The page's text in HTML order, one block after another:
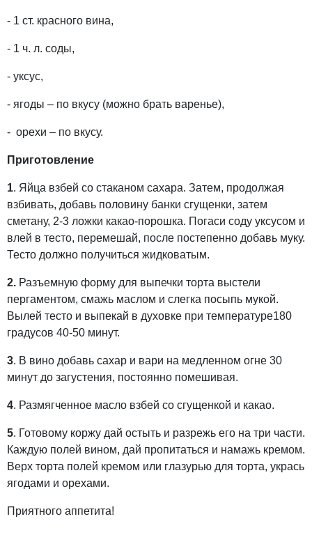
- 1 ст. красного вина,
- 1 ч. л. соды,
- уксус,
- ягоды – по вкусу (можно брать варенье),
- орехи – по вкусу.
Приготовление
1. Яйца взбей со стаканом сахара. Затем, продолжая
взбивать, добавь половину банки сгущенки, затем
сметану, 2-3 ложки какао-порошка. Погаси соду уксусом и
влей в тесто, перемешай, после постепенно добавь муку.
Тесто должно получиться жидковатым.
2. Разъемную форму для выпечки торта выстели
пергаментом, смажь маслом и слегка посыпь мукой.
Вылей тесто и выпекай в духовке при температуре180
градусов 40-50 минут.
3. В вино добавь сахар и вари на медленном огне 30
минут до загустения, постоянно помешивая.
4. Размягченное масло взбей со сгущенкой и какао.
5. Готовому коржу дай остыть и разрежь его на три части.
Каждую полей вином, дай пропитаться и намажь кремом.
Верх торта полей кремом или глазурью для торта, укрась
ягодами и орехами.
Приятного аппетита!